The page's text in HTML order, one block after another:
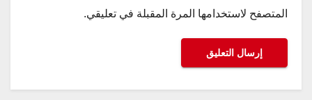
المتصفح لاستخدامها المرة المقبلة في تعليقي.